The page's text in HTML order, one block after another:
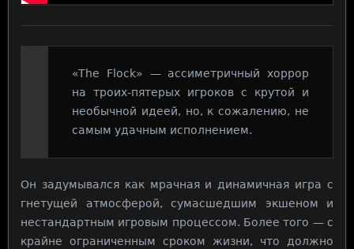
«The Flock» — ассиметричный хоррор
на троих-пятерых игроков с крутой и
необычной идеей, но, к сожалению, не
самым удачным исполнением.
Он задумывался как мрачная и динамичная игра с
гнетущей атмосферой, сумасшедшим экшеном и
нестандартным игровым процессом. Более того — с
крайне ограниченным сроком жизни, что должно